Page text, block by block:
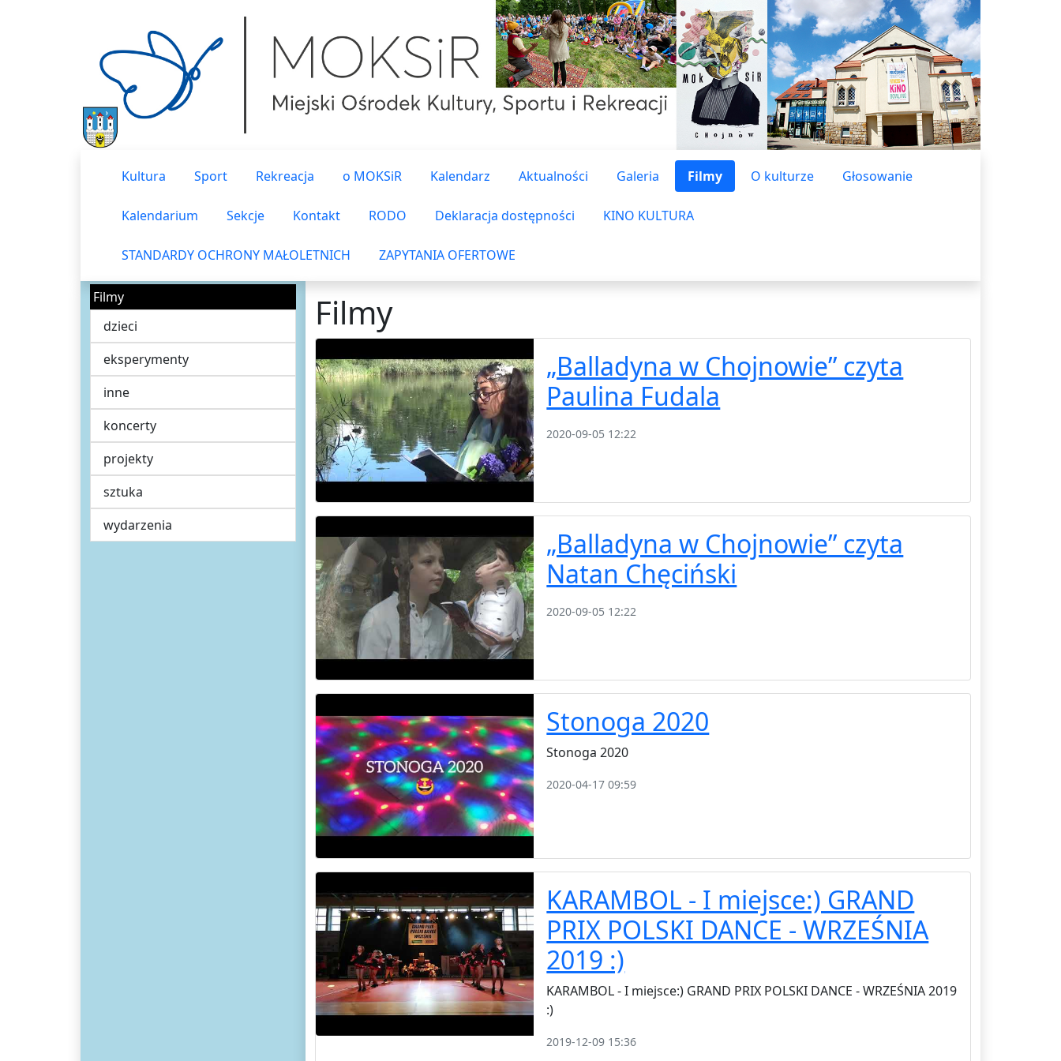
Kultura Sport Rekreacja o MOKSiR Kalendarz Aktualności Galeria Filmy O kulturze Głosowanie
Kalendarium Sekcje Kontakt RODO Deklaracja dostępności KINO KULTURA
STANDARDY OCHRONY MAŁOLETNICH ZAPYTANIA OFERTOWE
Filmy
dzieci
eksperymenty
inne
koncerty
projekty
sztuka
wydarzenia
Filmy
„Balladyna w Chojnowie” czyta
Paulina Fudala
2020-09-05 12:22
„Balladyna w Chojnowie” czyta
Natan Chęciński
2020-09-05 12:22
Stonoga 2020
Stonoga 2020
2020-04-17 09:59
KARAMBOL - I miejsce:) GRAND
PRIX POLSKI DANCE - WRZEŚNIA
2019 :)
KARAMBOL - I miejsce:) GRAND PRIX POLSKI DANCE - WRZEŚNIA 2019
:)
2019-12-09 15:36